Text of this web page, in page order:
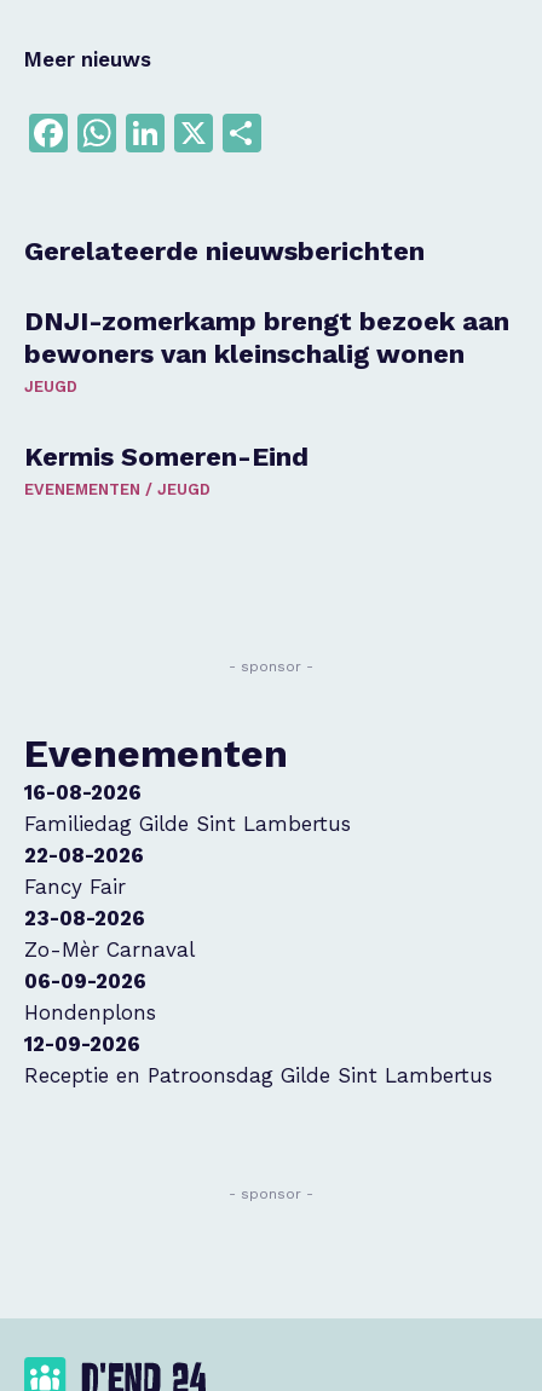
Meer nieuws
Facebook
WhatsApp
LinkedIn
X
Gerelateerde nieuwsberichten
DNJI-zomerkamp brengt bezoek aan
bewoners van kleinschalig wonen
JEUGD
Kermis Someren-Eind
EVENEMENTEN / JEUGD
- sponsor -
Evenementen
16-08-2026
Familiedag Gilde Sint Lambertus
22-08-2026
Fancy Fair
23-08-2026
Zo-Mèr Carnaval
06-09-2026
Hondenplons
12-09-2026
Receptie en Patroonsdag Gilde Sint Lambertus
- sponsor -